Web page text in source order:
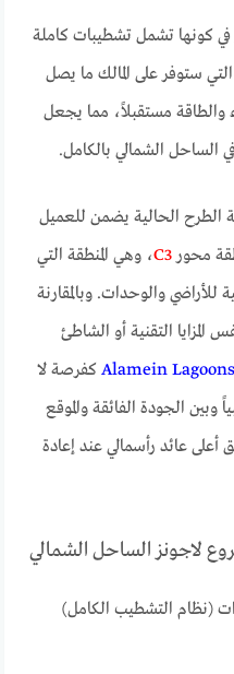
في كونها تشمل تشطيبات كاملة
التي ستوفر على المالك ما يصل
والطاقة مستقبلاً، مما يجعل
الساحل الشمالي بالكامل.
الطرح الحالية يضمن للعميل
محورC3، وهي المنطقة التي
للأراضي والوحدات. وبالمقارنة
المزايا التقنية أو الشاطئ
Alamein Lagoons كفرصة لا
الجودة الفائقة والموقع
عائد رأسمالي عند إعادة
لاجونز الساحل الشمالي
(نظام التشطيب الكامل)